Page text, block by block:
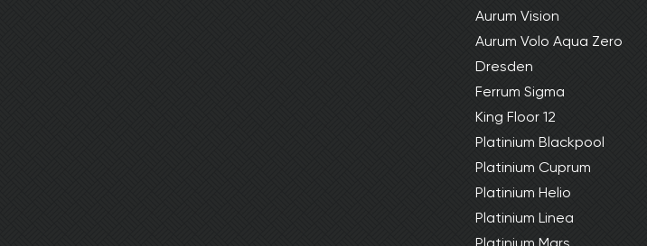
Aurum Vision
Aurum Volo Aqua Zero
Dresden
Ferrum Sigma
King Floor 12
Platinium Blackpool
Platinium Cuprum
Platinium Helio
Platinium Linea